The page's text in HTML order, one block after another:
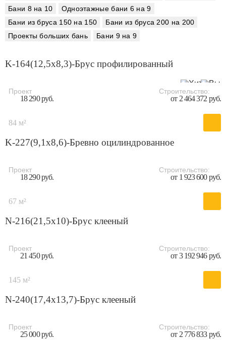
Бани 8 на 10
Одноэтажные бани 6 на 9
Бани из бруса 150 на 150
Бани из бруса 200 на 200
Проекты больших бань
Бани 9 на 9
K-164(12,5х8,3)-Брус профилированный
Проект
18 290 руб.
Строительство:
от 2 464 372 руб.
84 м²
K-227(9,1x8,6)-Бревно оцилиндрованное
Проект
18 290 руб.
Строительство:
от 1 923 600 руб.
67 м²
N-216(21,5x10)-Брус клееный
Проект
21 450 руб.
Строительство:
от 3 192 946 руб.
145 м²
N-240(17,4x13,7)-Брус клееный
Проект
25 000 руб.
Строительство:
от 2 776 833 руб.